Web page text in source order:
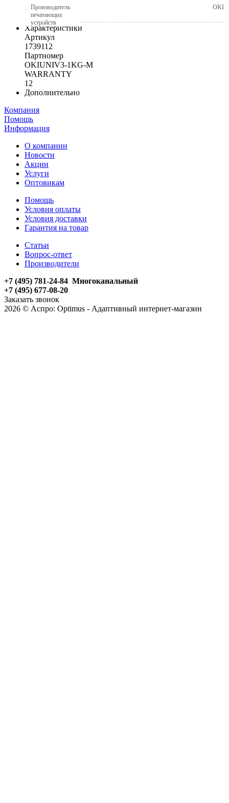
Производитель
печатающих
устройств
OKI
Характеристики
Артикул
1739112
Партномер
OKIUNIV3-1KG-M
WARRANTY
12
Дополнительно
Компания
Помощь
Информация
О компании
Новости
Акции
Услуги
Оптовикам
Помощь
Условия оплаты
Условия доставки
Гарантия на товар
Статьи
Вопрос-ответ
Производители
+7 (495) 781-24-84 Многоканальный
+7 (495) 677-08-20
Заказать звонок
2026 © Аспро: Optimus - Адаптивный интернет-магазин